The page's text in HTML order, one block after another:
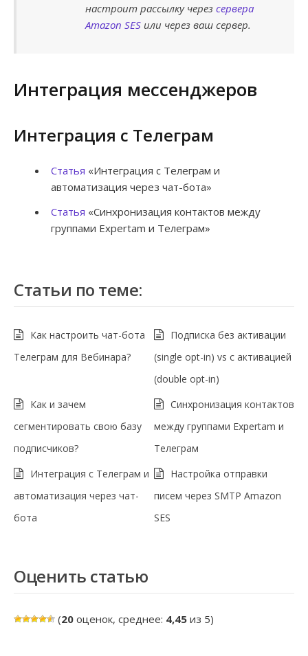
настроит рассылку через сервера
Amazon SES или через ваш сервер.
Интеграция мессенджеров
Интеграция с Телеграм
Статья «Интеграция с Телеграм и
автоматизация через чат-бота»
Статья «Синхронизация контактов между
группами Expertam и Телеграм»
Статьи по теме:
Как настроить чат-бота
Телеграм для Вебинара?
Подписка без активации
(single opt-in) vs с активацией
(double opt-in)
Как и зачем
сегментировать свою базу
подписчиков?
Синхронизация контактов
между группами Expertam и
Телеграм
Интеграция с Телеграм и
автоматизация через чат-
бота
Настройка отправки
писем через SMTP Amazon
SES
Оценить статью
(20 оценок, среднее: 4,45 из 5)